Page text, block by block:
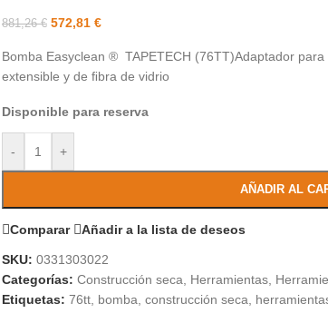
881,26€ 572,81 €
Bomba Easyclean ® TAPETECH (76TT)Adaptador
extensible y de ﬁbra de vidrio
Disponible para reserva
- +
AÑADIR AL
Comparar Añadir a la lista de deseos
SKU: 0331303022
Categorías: Construcción seca, Herramientas,
Etiquetas: 76tt, bomba, construcción seca,